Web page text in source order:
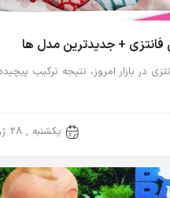
فانتزی + جدیدترین مدل ها
در بازار امروز، نتیجه ترکیب
یکشنبه , 28 ژوئن 2026